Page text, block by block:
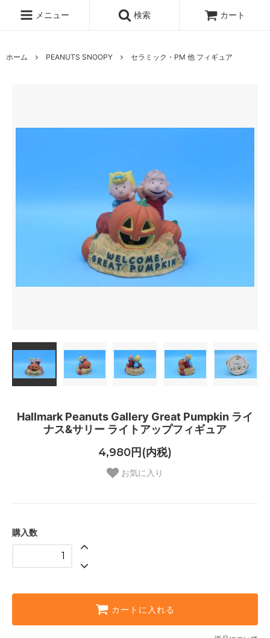
メニュー 検索 カート
ホーム PEANUTS SNOOPY セラミック・PM 他 フィギュア
Hallmark Peanuts Gallery Great Pumpkin ライ
ナス&サリー ライトアップフィギュア
4,980円(内税)
お気に入り
購入数
カートに入れる